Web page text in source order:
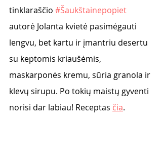
tinklaraščio #Šaukštainepopiet
autorė Jolanta kvietė pasimėgauti
lengvu, bet kartu ir įmantriu desertu
su keptomis kriaušėmis,
maskarponės kremu, sūria granola ir
klevų sirupu. Po tokių maistų gyventi
norisi dar labiau! Receptas čia.